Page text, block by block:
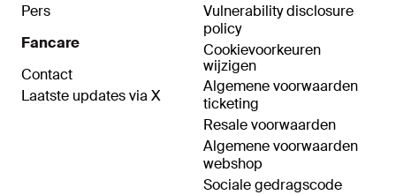
Pers
Fancare
Contact
Laatste updates via X
Vulnerability disclosure
policy
Cookievoorkeuren
wijzigen
Algemene voorwaarden
ticketing
Resale voorwaarden
Algemene voorwaarden
webshop
Sociale gedragscode